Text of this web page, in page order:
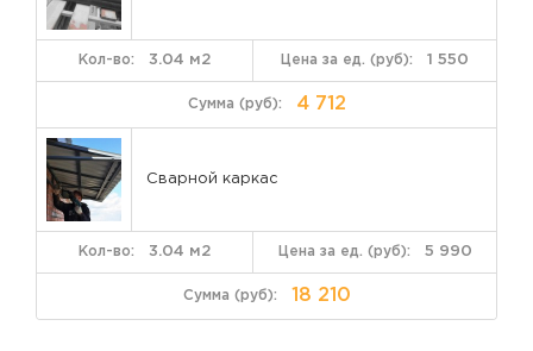
1 550
3.04 м2
4 712
Сварной каркас
5 990
3.04 м2
18 210